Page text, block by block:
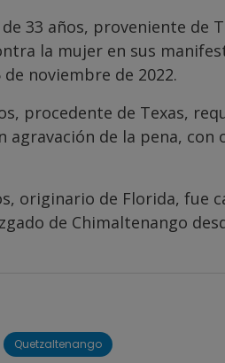
33 años, proveniente de
la mujer en sus
noviembre de 2022.
procedente de Texas,
agravación de la pena,
originario de Florida,
de Chimaltenango
Quetzaltenango